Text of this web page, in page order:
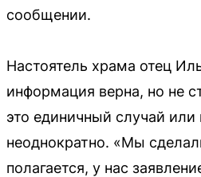
сообщении.
Настоятель храма отец
информация верна, но не
это единичный случай
неоднократно. «Мы
полагается, у нас